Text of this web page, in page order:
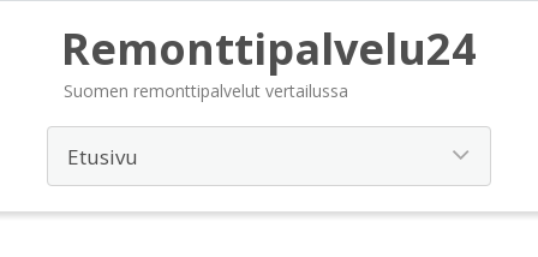
Remonttipalvelu24
Suomen remonttipalvelut vertailussa